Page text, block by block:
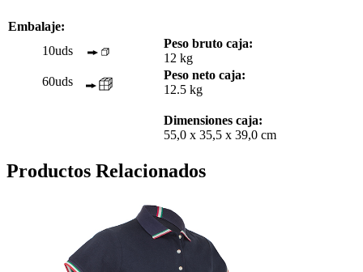
Embalaje:
10uds
Peso bruto caja:
12 kg
60uds
Peso neto caja:
12.5 kg
Dimensiones caja:
55,0 x 35,5 x 39,0 cm
Productos Relacionados